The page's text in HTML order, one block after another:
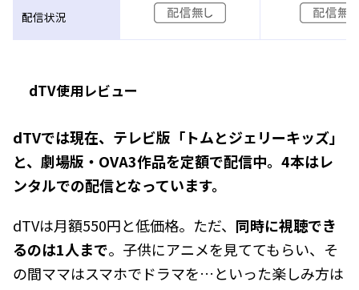
配信状況
dTV使用レビュー
dTVでは現在、テレビ版「トムとジェリーキッズ」
と、劇場版・OVA3作品を定額で配信中。4本はレ
ンタルでの配信となっています。
dTVは月額550円と低価格。ただ、 同時に視聴でき
るのは1人まで。子供にアニメを見ててもらい、そ
の間ママはスマホでドラマを…といった楽しみ方は